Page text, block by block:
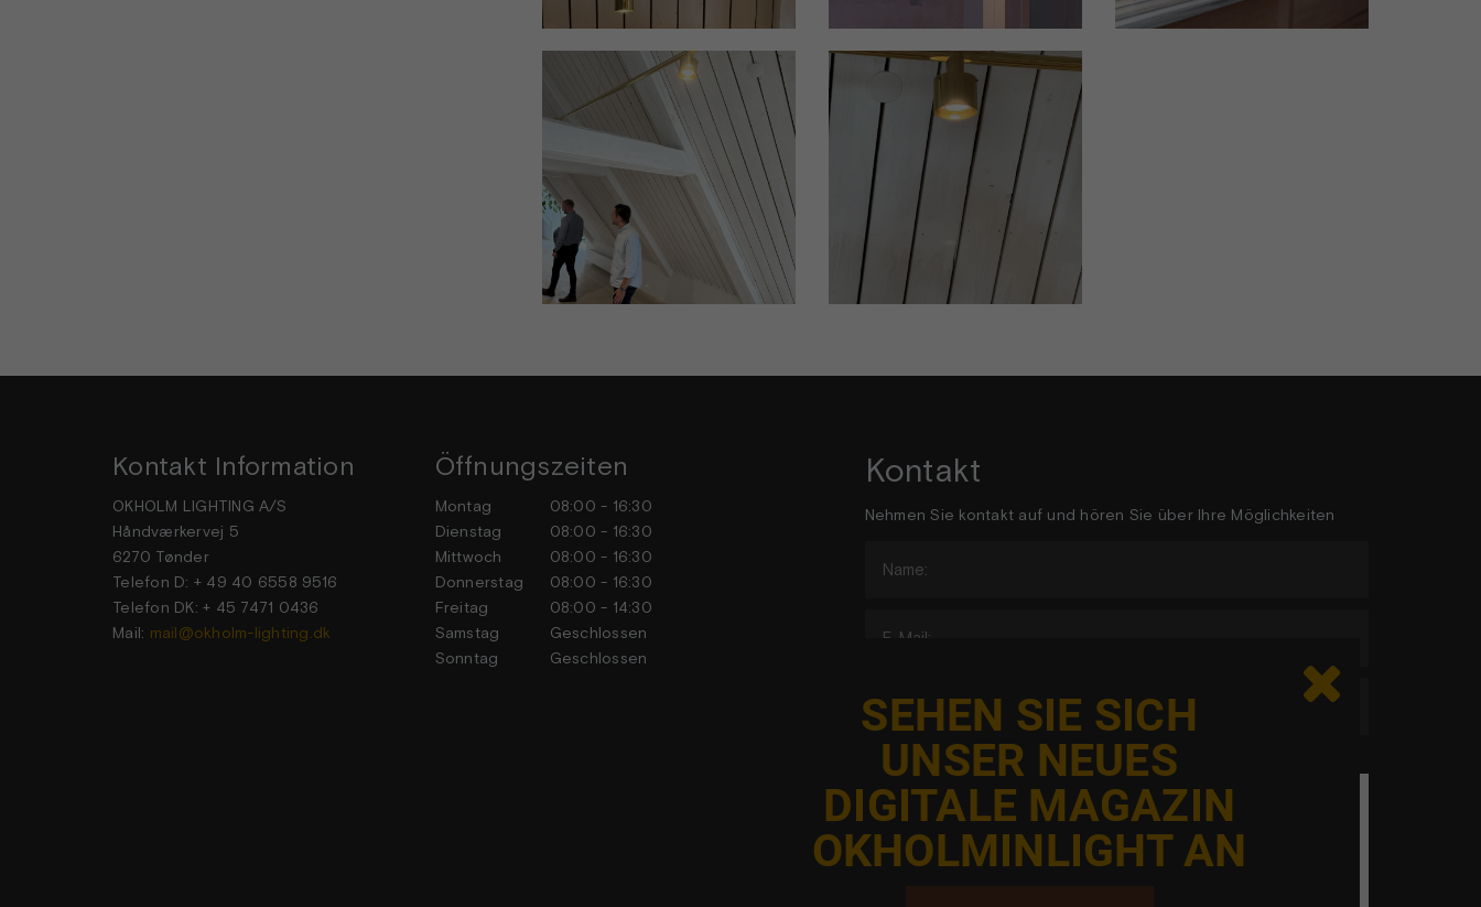
Kontakt Information
OKHOLM LIGHTING A/S
Håndværkervej 5
6270 Tønder
Telefon D: + 49 40 6558 9516
Telefon DK: + 45 7471 0436
Mail: mail@okholm-lighting.dk
Öffnungszeiten
Montag
08:00 - 16:30
Dienstag
08:00 - 16:30
Mittwoch
08:00 - 16:30
Donnerstag
08:00 - 16:30
Freitag
08:00 - 14:30
Samstag
Geschlossen
Sonntag
Geschlossen
Kontakt
Nehmen Sie kontakt auf und hören Sie über Ihre Möglichkeiten
Jeg er ikke en robot

SEHEN SIE SICH
UNSER NEUES
DIGITALE MAGAZIN
OKHOLMINLIGHT AN